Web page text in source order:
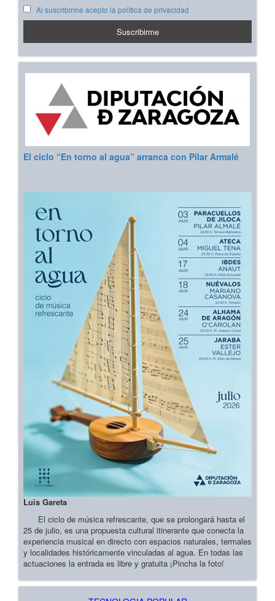
Al suscribirme acepto la política de privacidad
El ciclo “En torno al agua” arranca con Pilar Armalé
Luis Gareta
El ciclo de música refrescante, que se prolongará hasta el
25 de julio, es una propuesta cultural itinerante que conecta la
experiencia musical en directo con espacios naturales, termales
y localidades históricamente vinculadas al agua. En todas las
actuaciones la entrada es libre y gratuita ¡Pincha la foto!